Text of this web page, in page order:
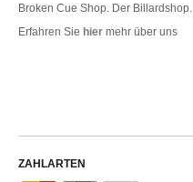
Broken Cue Shop. Der Billardshop.
Erfahren Sie hier mehr über uns
ZAHLARTEN